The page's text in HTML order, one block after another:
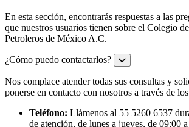
En esta sección, encontrarás respuestas a las
que nuestros usuarios tienen sobre el Colegio
Petroleros de México A.C.
¿Cómo puedo contactarlos?
Nos complace atender todas sus consultas y
ponerse en contacto con nosotros a través de
Teléfono: Llámenos al 55 5260 6537
de atención, de lunes a jueves, de 09:00